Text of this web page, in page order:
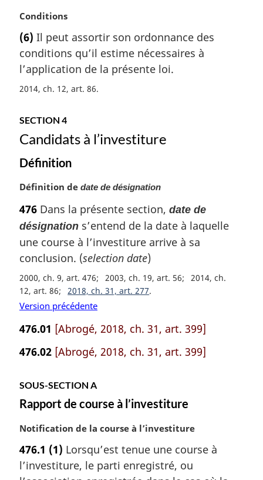
a
l
e
:
N
t
e
m
r
i
n
a
l
e
:
Conditions
(6) Il peut assortir son ordonnance des
conditions qu’il estime nécessaires à
l’application de la présente loi.
2014, ch. 12, art. 86
SECTION 4
Candidats à l’investiture
Définition
N
t
e
m
r
g
i
n
l
:
Définition de date de désignation
476 Dans la présente section, date de
désignation s’entend de la date à laquelle
une course à l’investiture arrive à sa
conclusion. (selection date)
2000, ch. 9, art. 476 2003, ch. 19, art. 56
2014, ch.
12, art. 86
2018, ch. 31, art. 277
Version précédente
476.01 [Abrogé, 2018, ch. 31, art. 399]
476.02 [Abrogé, 2018, ch. 31, art. 399]
SOUS-SECTION A
Rapport de course à l’investiture
N
t
e
Notification de la course à l’investiture
476.1 (1) Lorsqu’est tenue une course à
l’investiture, le parti enregistré, ou